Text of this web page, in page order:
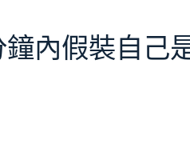
內假裝自己